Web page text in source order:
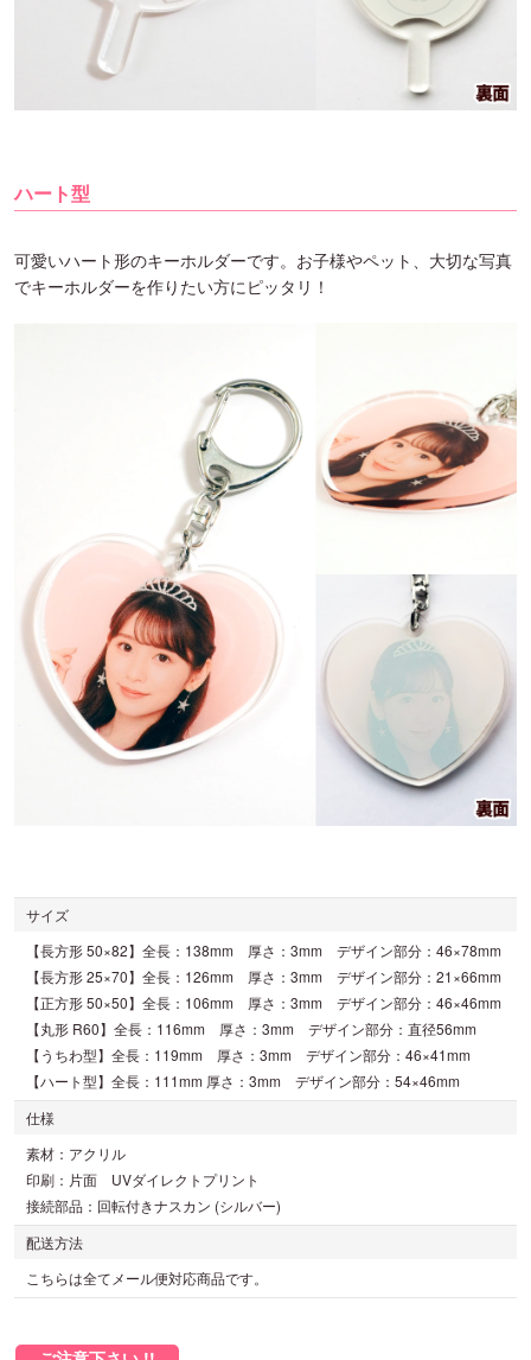
ハート型
可愛いハート形のキーホルダーです。お子様やペット、大切な写真
でキーホルダーを作りたい方にピッタリ！
サイズ
【長方形 50×82】全長：138mm 厚さ：3mm デザイン部分：46×78mm
【長方形 25×70】全長：126mm 厚さ：3mm デザイン部分：21×66mm
【正方形 50×50】全長：106mm 厚さ：3mm デザイン部分：46×46mm
【丸形 R60】全長：116mm 厚さ：3mm デザイン部分：直径56mm
【うちわ型】全長：119mm 厚さ：3mm デザイン部分：46×41mm
【ハート型】全長：111mm 厚さ：3mm デザイン部分：54×46mm
仕様
素材：アクリル
印刷：片面 UVダイレクトプリント
接続部品：回転付きナスカン (シルバー)
配送方法
こちらは全てメール便対応商品です。